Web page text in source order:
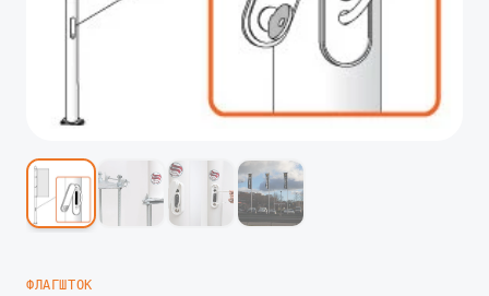
ФЛАГШТОК